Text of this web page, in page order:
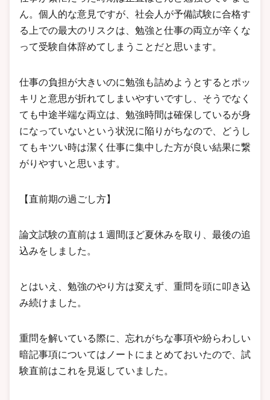
ん。個人的な意見ですが、社会人が予備試験に合格す
る上での最大のリスクは、勉強と仕事の両立が辛くな
って受験自体辞めてしまうことだと思います。
仕事の負担が大きいのに勉強も詰めようとするとポッ
キリと意思が折れてしまいやすいですし、そうでなく
ても中途半端な両立は、勉強時間は確保しているが身
になっていないという状況に陥りがちなので、どうし
てもキツい時は潔く仕事に集中した方が良い結果に繋
がりやすいと思います。
【直前期の過ごし方】
論文試験の直前は１週間ほど夏休みを取り、最後の追
込みをしました。
とはいえ、勉強のやり方は変えず、重問を頭に叩き込
み続けました。
重問を解いている際に、忘れがちな事項や紛らわしい
暗記事項についてはノートにまとめておいたので、試
験直前はこれを見返していました。